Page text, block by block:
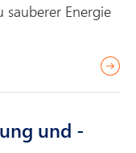
o
e
sauberer Energie
r
e
und -